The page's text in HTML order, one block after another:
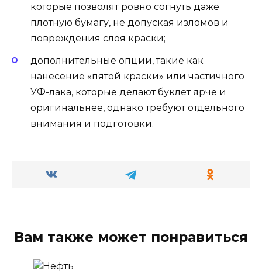
которые позволят ровно согнуть даже
плотную бумагу, не допуская изломов и
повреждения слоя краски;
дополнительные опции, такие как
нанесение «пятой краски» или частичного
УФ-лака, которые делают буклет ярче и
оригинальнее, однако требуют отдельного
внимания и подготовки.
Вам также может понравиться